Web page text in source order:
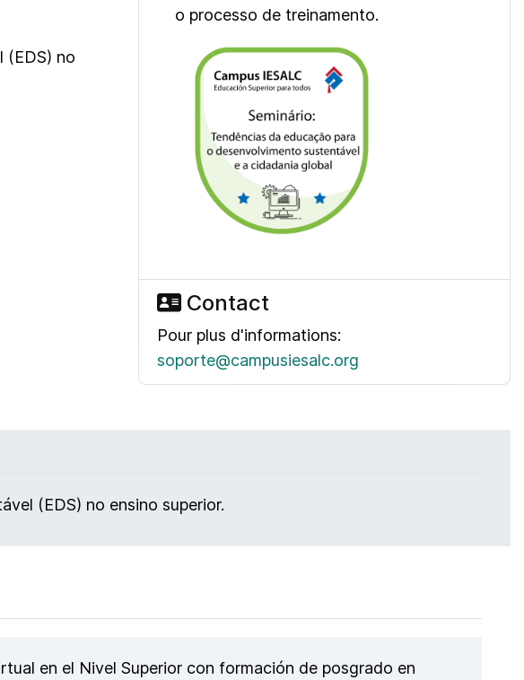
(EDS) no
o processo de treinamento.
Contact
Pour plus d'informations:
soporte@campusiesalc.org
(EDS) no ensino superior.
en el Nivel Superior con formación de posgrado en